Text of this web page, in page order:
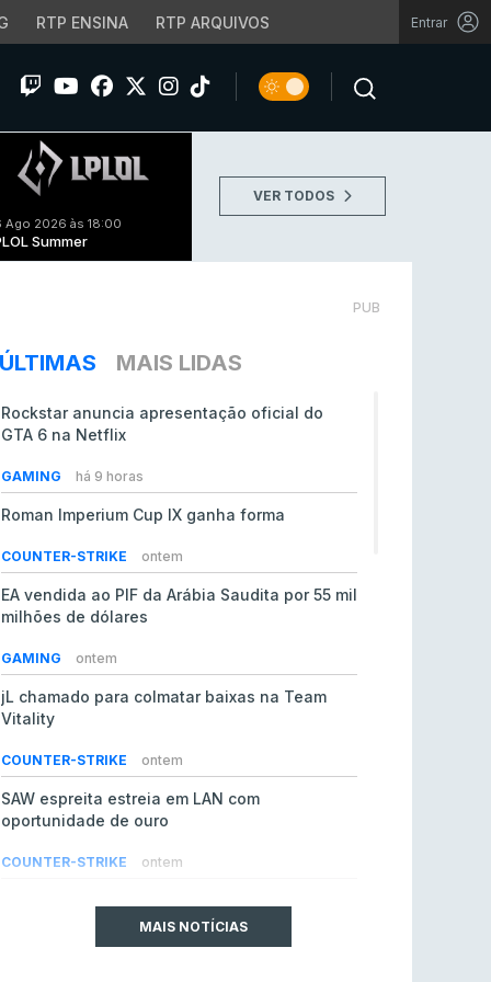
RTP ENSINA RTP ARQUIVOS Entrar
Ago 2026 às 18:00
Summer
VER TODOS
PUB
ÚLTIMAS MAIS LIDAS
Rockstar anuncia apresentação oficial do
GTA 6 na Netflix
GAMING há 9 horas
Roman Imperium Cup IX ganha forma
COUNTER-STRIKE ontem
EA vendida ao PIF da Arábia Saudita por 55 mil
milhões de dólares
GAMING ontem
jL chamado para colmatar baixas na Team
Vitality
COUNTER-STRIKE ontem
SAW espreita estreia em LAN com
oportunidade de ouro
COUNTER-STRIKE ontem
do Counter-Strike 2MAIS NOTÍCIAS